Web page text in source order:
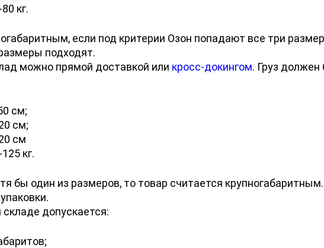
кг.
если под критерии Озон попадают все три
подходят.
можно прямой доставкой или кросс-докингом. Груз должен
см;
см;
см
кг.
бы один из размеров, то товар считается
допускается: